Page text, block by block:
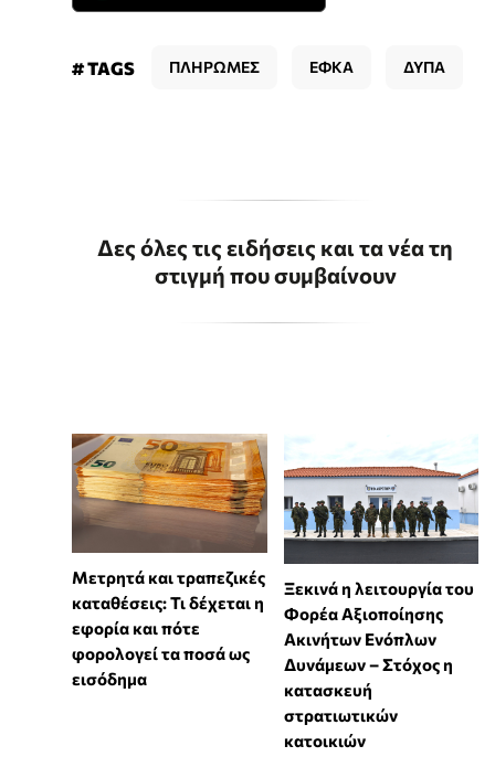
# TAGS ΠΛΗΡΩΜΕΣ ΕΦΚΑ ΔΥΠΑ
Δες όλες τις ειδήσεις και τα νέα τη
στιγμή που συμβαίνουν
Μετρητά και τραπεζικές
καταθέσεις: Τι δέχεται η
εφορία και πότε
φορολογεί τα ποσά ως
εισόδημα
Ξεκινά η λειτουργία του
Φορέα Αξιοποίησης
Ακινήτων Ενόπλων
Δυνάμεων – Στόχος η
κατασκευή
στρατιωτικών
κατοικιών